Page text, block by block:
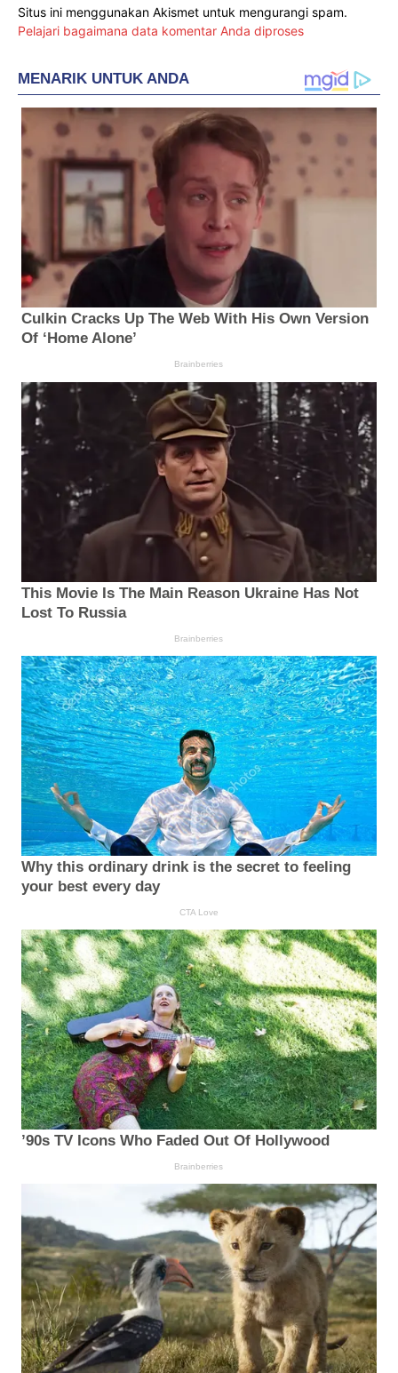
Situs ini menggunakan Akismet untuk mengurangi spam.
Pelajari bagaimana data komentar Anda diproses